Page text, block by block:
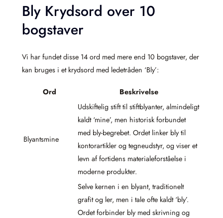
Bly Krydsord over 10
bogstaver
Vi har fundet disse 14 ord med mere end 10 bogstaver, der
kan bruges i et krydsord med ledetråden ‘Bly’:
Ord Beskrivelse
Blyantsmine
Udskiftelig stift til stiftblyanter, almindeligt
kaldt ‘mine’, men historisk forbundet
med bly-begrebet. Ordet linker bly til
kontorartikler og tegneudstyr, og viser et
levn af fortidens materialeforståelse i
moderne produkter.
Selve kernen i en blyant, traditionelt
grafit og ler, men i tale ofte kaldt ‘bly’.
Ordet forbinder bly med skrivning og